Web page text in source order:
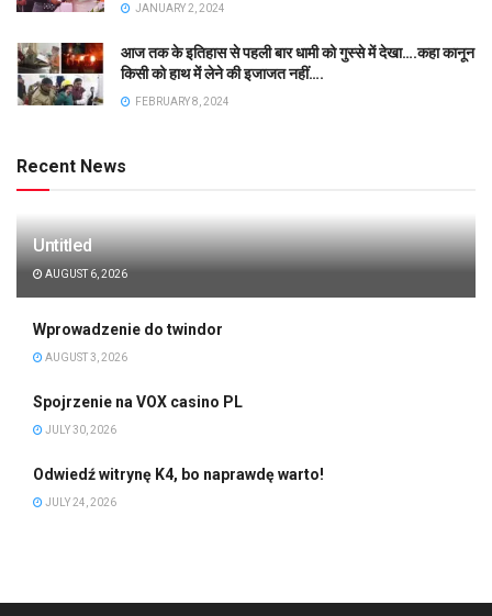
JANUARY 2, 2024
आज तक के इतिहास से पहली बार धामी को गुस्से में देखा….कहा कानून
किसी को हाथ में लेने की इजाजत नहीं….
FEBRUARY 8, 2024
Recent News
Untitled
AUGUST 6, 2026
Wprowadzenie do twindor
AUGUST 3, 2026
Spojrzenie na VOX casino PL
JULY 30, 2026
Odwiedź witrynę K4, bo naprawdę warto!
JULY 24, 2026